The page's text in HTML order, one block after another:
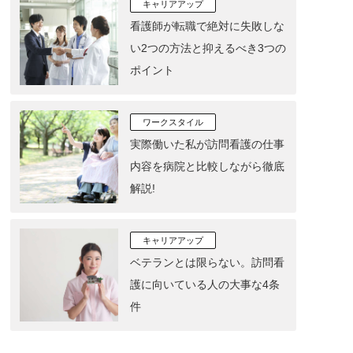
キャリアアップ
看護師が転職で絶対に失敗しな
い2つの方法と抑えるべき3つの
ポイント
ワークスタイル
実際働いた私が訪問看護の仕事
内容を病院と比較しながら徹底
解説!
キャリアアップ
ベテランとは限らない。訪問看
護に向いている人の大事な4条
件